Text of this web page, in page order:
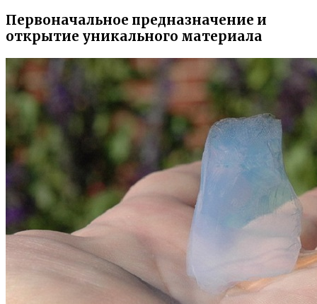
Первоначальное предназначение и
открытие уникального материала